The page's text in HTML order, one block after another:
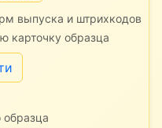
выпуска и штрихкодов
карточку образца
образца